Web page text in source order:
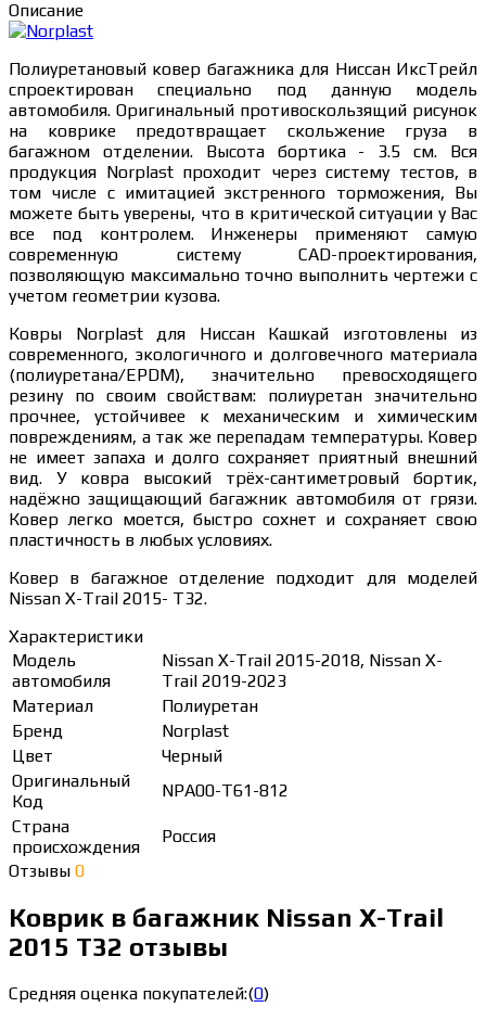
Описание
Полиуретановый ковер багажника для Ниссан ИксТрейл
спроектирован специально под данную модель
автомобиля. Оригинальный противоскользящий рисунок
на коврике предотвращает скольжение груза в
багажном отделении. Высота бортика - 3.5 см. Вся
продукция Norplast проходит через систему тестов, в
том числе с имитацией экстренного торможения, Вы
можете быть уверены, что в критической ситуации у Вас
все под контролем. Инженеры применяют самую
современную систему CAD-проектирования,
позволяющую максимально точно выполнить чертежи с
учетом геометрии кузова.
Ковры Norplast для Ниссан Кашкай изготовлены из
современного, экологичного и долговечного материала
(полиуретана/EPDM), значительно превосходящего
резину по своим свойствам: полиуретан значительно
прочнее, устойчивее к механическим и химическим
повреждениям, а так же перепадам температуры. Ковер
не имеет запаха и долго сохраняет приятный внешний
вид. У ковра высокий трёх-сантиметровый бортик,
надёжно защищающий багажник автомобиля от грязи.
Ковер легко моется, быстро сохнет и сохраняет свою
пластичность в любых условиях.
Ковер в багажное отделение подходит для моделей
Nissan X-Trail 2015- T32.
Характеристики
Модель
автомобиля
Nissan X-Trail 2015-2018, Nissan X-
Trail 2019-2023
Материал
Полиуретан
Бренд
Norplast
Цвет
Черный
Оригинальный
Код
NPA00-T61-812
Страна
происхождения
Россия
Отзывы 0
Коврик в багажник Nissan X-Trail
2015 T32 отзывы
Средняя оценка покупателей:(0)